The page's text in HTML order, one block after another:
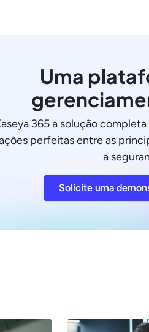
Uma
365 a solução
perfeitas entre as
a
Solicite uma